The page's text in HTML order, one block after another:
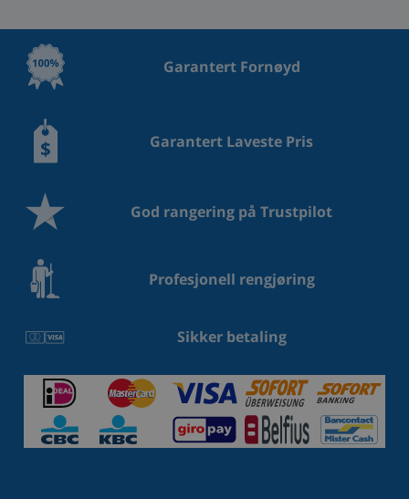
Garantert Fornøyd
Garantert Laveste Pris
God rangering på Trustpilot
Profesjonell rengjøring
Sikker betaling